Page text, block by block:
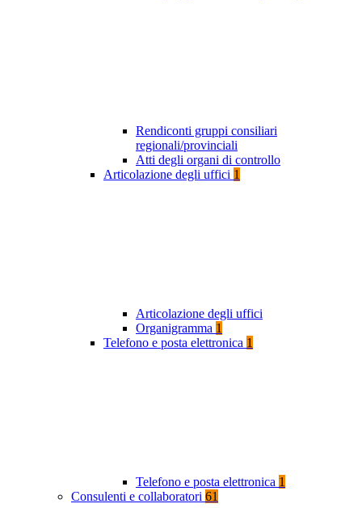
Rendiconti gruppi consiliari
regionali/provinciali
Atti degli organi di controllo
Articolazione degli uffici 1
Articolazione degli uffici
Organigramma 1
Telefono e posta elettronica 1
Telefono e posta elettronica 1
Consulenti e collaboratori 61